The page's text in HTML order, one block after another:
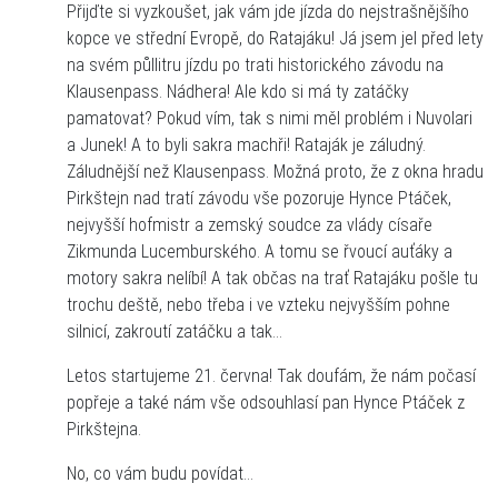
Přijďte si vyzkoušet, jak vám jde jízda do nejstrašnějšího
kopce ve střední Evropě, do Ratajáku! Já jsem jel před lety
na svém půllitru jízdu po trati historického závodu na
Klausenpass. Nádhera! Ale kdo si má ty zatáčky
pamatovat? Pokud vím, tak s nimi měl problém i Nuvolari
a Junek! A to byli sakra machři! Rataják je záludný.
Záludnější než Klausenpass. Možná proto, že z okna hradu
Pirkštejn nad tratí závodu vše pozoruje Hynce Ptáček,
nejvyšší hofmistr a zemský soudce za vlády císaře
Zikmunda Lucemburského. A tomu se řvoucí auťáky a
motory sakra nelíbí! A tak občas na trať Ratajáku pošle tu
trochu deště, nebo třeba i ve vzteku nejvyšším pohne
silnicí, zakroutí zatáčku a tak…
Letos startujeme 21. června! Tak doufám, že nám počasí
popřeje a také nám vše odsouhlasí pan Hynce Ptáček z
Pirkštejna.
No, co vám budu povídat…